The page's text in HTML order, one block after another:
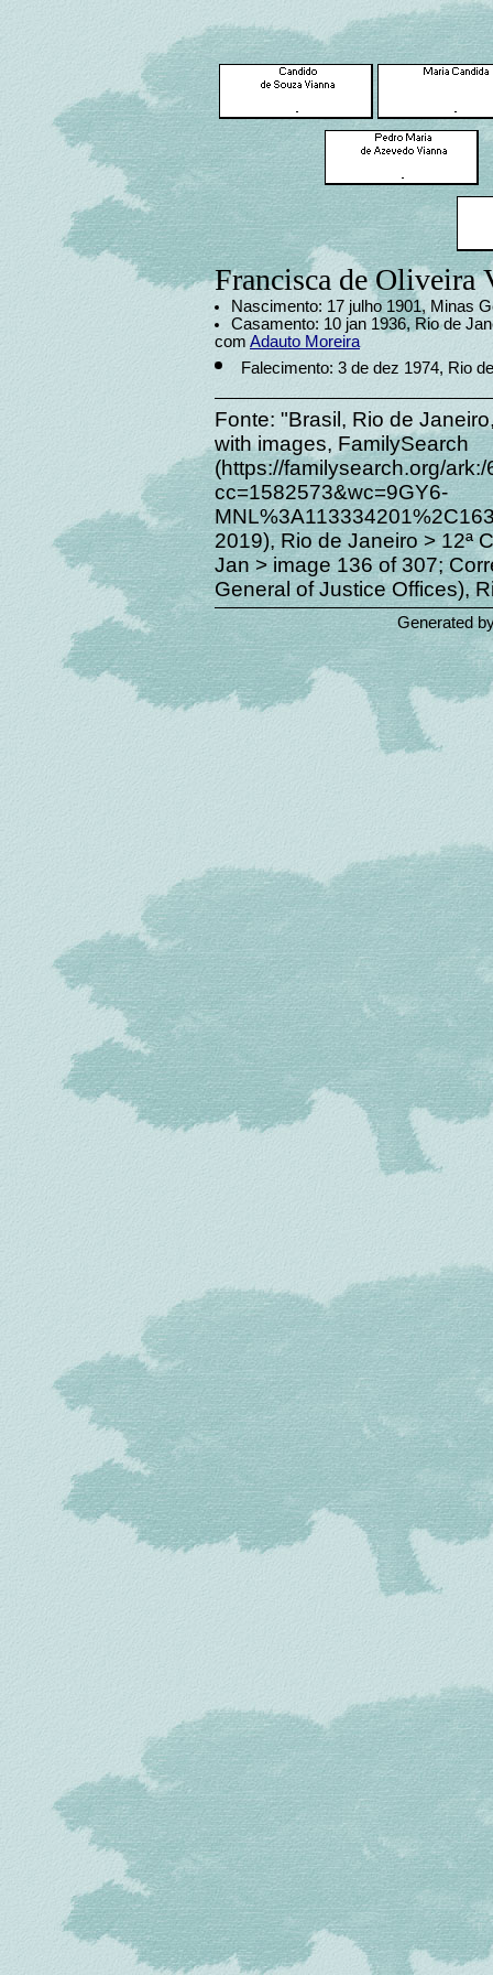
Francisca de Oliveira
Nascimento: 17 julho 1901, Minas
Casamento: 10 jan 1936, Rio de
com Adauto Moreira
Falecimento: 3 de dez 1974, Rio
Fonte: "Brasil, Rio de
with images, FamilySearch
(https://familysearch.org/
cc=1582573&wc=9GY6-
2019), Rio de Janeiro > 12ª
Jan > image 136 of 307;
General of Justice Offices),
Generated